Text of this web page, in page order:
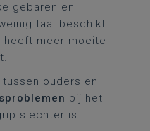
gebaren en
taal beschikt
heeft meer moeite
tussen ouders en
bij het
slechter is: